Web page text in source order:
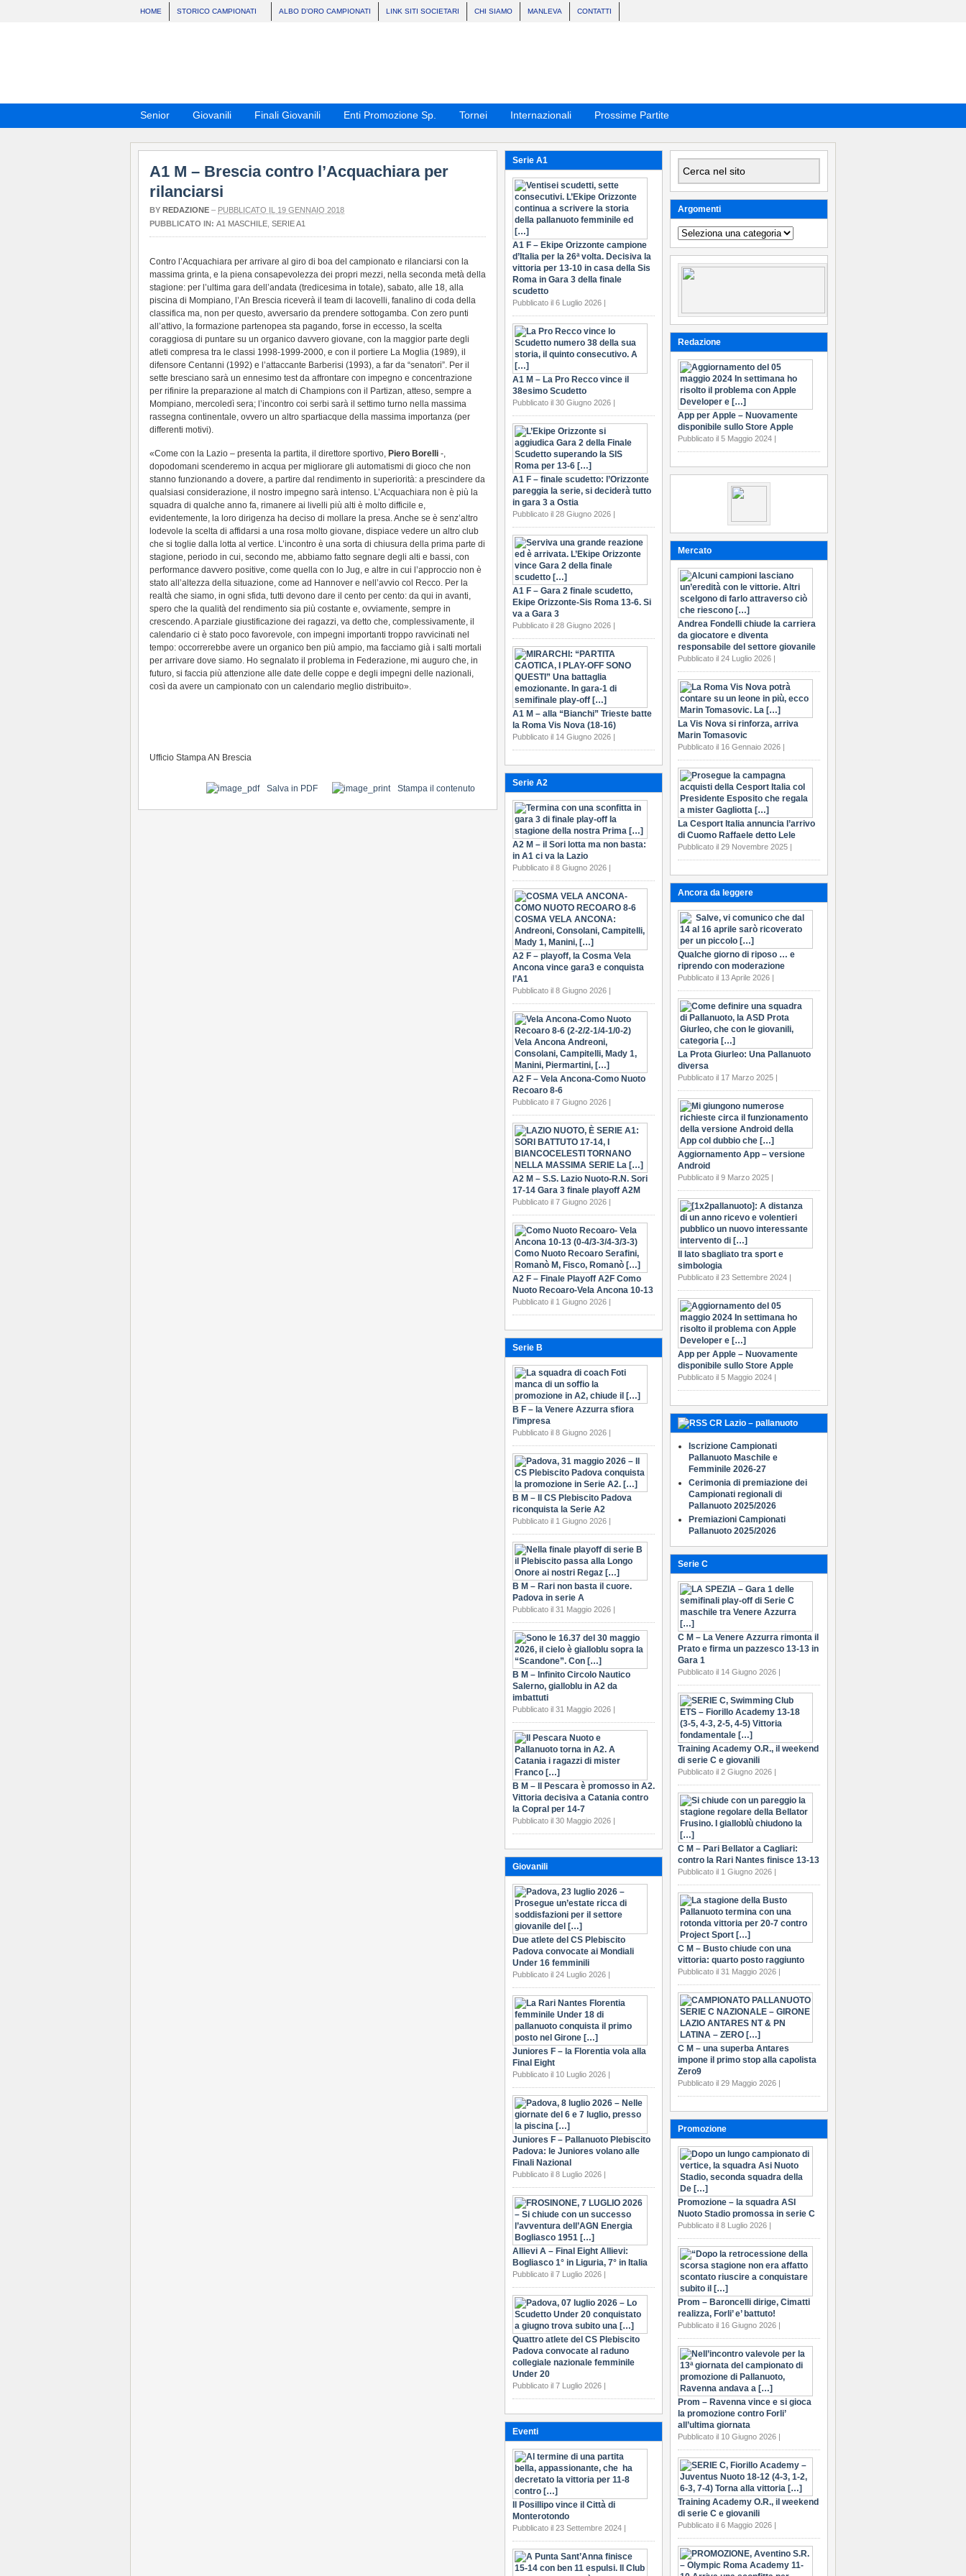
HOME STORICO CAMPIONATI ALBO D’ORO CAMPIONATI LINK SITI SOCIETARI CHI SIAMO MANLEVA CONTATTI
Senior Giovanili Finali Giovanili Enti Promozione Sp. Tornei Internazionali Prossime Partite
A1 M – Brescia contro l’Acquachiara per
rilanciarsi
BY REDAZIONE – PUBBLICATO IL 19 GENNAIO 2018
PUBBLICATO IN: A1 MASCHILE SERIE A1
Contro l’Acquachiara per arrivare al giro di boa del campionato e rilanciarsi con la
massima grinta, e la piena consapevolezza dei propri mezzi, nella seconda metà della
stagione: per l’ultima gara dell’andata (tredicesima in totale), sabato, alle 18, alla
piscina di Mompiano, l’An Brescia riceverà il team di Iacovelli, fanalino di coda della
classifica ma, non per questo, avversario da prendere sottogamba. Con zero punti
all’attivo, la formazione partenopea sta pagando, forse in eccesso, la scelta
coraggiosa di puntare su un organico davvero giovane, con la maggior parte degli
atleti compresa tra le classi 1998-1999-2000, e con il portiere La Moglia (1989), il
difensore Centanni (1992) e l’attaccante Barberisi (1993), a far da “senatori”. Per il
sette bresciano sarà un ennesimo test da affrontare con impegno e concentrazione
per rifinire la preparazione al match di Champions con il Partizan, atteso, sempre a
Mompiano, mercoledì sera; l’incontro coi serbi sarà il settimo turno nella massima
rassegna continentale, ovvero un altro spartiacque della massima importanza (per
differenti motivi).
«Come con la Lazio – presenta la partita, il direttore sportivo, Piero Borelli -,
dopodomani scenderemo in acqua per migliorare gli automatismi di gioco che non
stanno funzionando a dovere, a partire dal rendimento in superiorità: a prescindere da
qualsiasi considerazione, il nostro impegno sarà intenso. L’Acquachiara non è più la
squadra di qualche anno fa, rimanere ai livelli più alti è molto difficile e,
evidentemente, la loro dirigenza ha deciso di mollare la presa. Anche se è senz’altro
lodevole la scelta di affidarsi a una rosa molto giovane, dispiace vedere un altro club
che si toglie dalla lotta al vertice. L’incontro è una sorta di chiusura della prima parte di
stagione, periodo in cui, secondo me, abbiamo fatto segnare degli alti e bassi, con
performance davvero positive, come quella con lo Jug, e altre in cui l’approccio non è
stato all’altezza della situazione, come ad Hannover e nell’avvio col Recco. Per la
realtà che siamo, in ogni sfida, tutti devono dare il cento per cento: da qui in avanti,
spero che la qualità del rendimento sia più costante e, ovviamente, sempre in
crescendo. A parziale giustificazione dei ragazzi, va detto che, complessivamente, il
calendario ci è stato poco favorevole, con impegni importanti troppo ravvicinati nel
tempo: occorrerebbe avere un organico ben più ampio, ma facciamo già i salti mortali
per arrivare dove siamo. Ho segnalato il problema in Federazione, mi auguro che, in
futuro, si faccia più attenzione alle date delle coppe e degli impegni delle nazionali,
così da avere un campionato con un calendario meglio distribuito».
Ufficio Stampa AN Brescia
Salva in PDF Stampa il contenuto
Argomenti
Argomenti
Redazione
App per Apple – Nuovamente
disponibile sullo Store Apple
Pubblicato il 5 Maggio 2024 |
Mercato
Andrea Fondelli chiude la carriera
da giocatore e diventa
responsabile del settore giovanile
Pubblicato il 24 Luglio 2026 |
La Vis Nova si rinforza, arriva
Marin Tomasovic
Pubblicato il 16 Gennaio 2026 |
La Cesport Italia annuncia l’arrivo
di Cuomo Raffaele detto Lele
Pubblicato il 29 Novembre 2025 |
Ancora da leggere
Qualche giorno di riposo … e
riprendo con moderazione
Pubblicato il 13 Aprile 2026 |
La Prota Giurleo: Una Pallanuoto
diversa
Pubblicato il 17 Marzo 2025 |
Aggiornamento App – versione
Android
Pubblicato il 9 Marzo 2025 |
Il lato sbagliato tra sport e
simbologia
Pubblicato il 23 Settembre 2024 |
App per Apple – Nuovamente
disponibile sullo Store Apple
Pubblicato il 5 Maggio 2024 |
CR Lazio – pallanuoto
Iscrizione Campionati
Pallanuoto Maschile e
Femminile 2026-27
Cerimonia di premiazione dei
Campionati regionali di
Pallanuoto 2025/2026
Premiazioni Campionati
Pallanuoto 2025/2026
Serie C
C M – La Venere Azzurra rimonta il
Prato e firma un pazzesco 13-13 in
Gara 1
Pubblicato il 14 Giugno 2026 |
Training Academy O.R., il weekend
di serie C e giovanili
Pubblicato il 2 Giugno 2026 |
C M – Pari Bellator a Cagliari:
contro la Rari Nantes finisce 13-13
Pubblicato il 1 Giugno 2026 |
C M – Busto chiude con una
vittoria: quarto posto raggiunto
Pubblicato il 31 Maggio 2026 |
C M – una superba Antares
impone il primo stop alla capolista
Zero9
Pubblicato il 29 Maggio 2026 |
Promozione
Promozione – la squadra ASI
Nuoto Stadio promossa in serie C
Pubblicato il 8 Luglio 2026 |
Prom – Baroncelli dirige, Cimatti
realizza, Forli’ e’ battuto!
Pubblicato il 16 Giugno 2026 |
Prom – Ravenna vince e si gioca
la promozione contro Forli’
all’ultima giornata
Pubblicato il 10 Giugno 2026 |
Training Academy O.R., il weekend
di serie C e giovanili
Pubblicato il 6 Maggio 2026 |
Serie A1
A1 F – Ekipe Orizzonte campione
d’Italia per la 26ª volta. Decisiva la
vittoria per 13-10 in casa della Sis
Roma in Gara 3 della finale
scudetto
Pubblicato il 6 Luglio 2026 |
A1 M – La Pro Recco vince il
38esimo Scudetto
Pubblicato il 30 Giugno 2026 |
A1 F – finale scudetto: l’Orizzonte
pareggia la serie, si deciderà tutto
in gara 3 a Ostia
Pubblicato il 28 Giugno 2026 |
A1 F – Gara 2 finale scudetto,
Ekipe Orizzonte-Sis Roma 13-6. Si
va a Gara 3
Pubblicato il 28 Giugno 2026 |
A1 M – alla “Bianchi” Trieste batte
la Roma Vis Nova (18-16)
Pubblicato il 14 Giugno 2026 |
Serie A2
A2 M – il Sori lotta ma non basta:
in A1 ci va la Lazio
Pubblicato il 8 Giugno 2026 |
A2 F – playoff, la Cosma Vela
Ancona vince gara3 e conquista
l’A1
Pubblicato il 8 Giugno 2026 |
A2 F – Vela Ancona-Como Nuoto
Recoaro 8-6
Pubblicato il 7 Giugno 2026 |
A2 M – S.S. Lazio Nuoto-R.N. Sori
17-14 Gara 3 finale playoff A2M
Pubblicato il 7 Giugno 2026 |
A2 F – Finale Playoff A2F Como
Nuoto Recoaro-Vela Ancona 10-13
Pubblicato il 1 Giugno 2026 |
Serie B
B F – la Venere Azzurra sfiora
l’impresa
Pubblicato il 8 Giugno 2026 |
B M – Il CS Plebiscito Padova
riconquista la Serie A2
Pubblicato il 1 Giugno 2026 |
B M – Rari non basta il cuore.
Padova in serie A
Pubblicato il 31 Maggio 2026 |
B M – Infinito Circolo Nautico
Salerno, gialloblu in A2 da
imbattuti
Pubblicato il 31 Maggio 2026 |
B M – Il Pescara è promosso in A2.
Vittoria decisiva a Catania contro
la Copral per 14-7
Pubblicato il 30 Maggio 2026 |
Giovanili
Due atlete del CS Plebiscito
Padova convocate ai Mondiali
Under 16 femminili
Pubblicato il 24 Luglio 2026 |
Juniores F – la Florentia vola alla
Final Eight
Pubblicato il 10 Luglio 2026 |
Juniores F – Pallanuoto Plebiscito
Padova: le Juniores volano alle
Finali Nazional
Pubblicato il 8 Luglio 2026 |
Allievi A – Final Eight Allievi:
Bogliasco 1° in Liguria, 7° in Italia
Pubblicato il 7 Luglio 2026 |
Quattro atlete del CS Plebiscito
Padova convocate al raduno
collegiale nazionale femminile
Under 20
Pubblicato il 7 Luglio 2026 |
Eventi
Il Posillipo vince il Città di
Monterotondo
Pubblicato il 23 Settembre 2024 |